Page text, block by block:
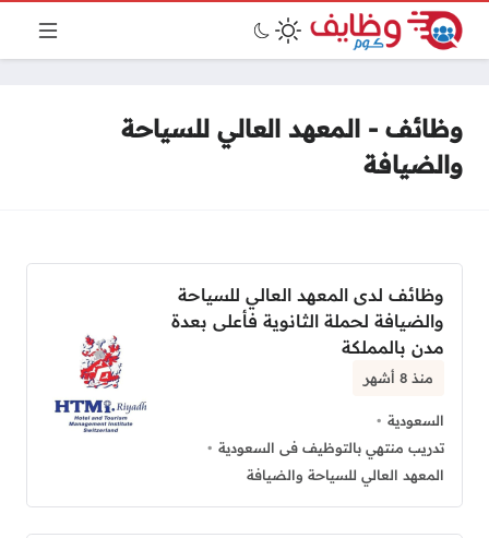
وظائف - المعهد العالي للسياحة
والضيافة
وظائف لدى المعهد العالي للسياحة
والضيافة لحملة الثانوية فأعلى بعدة
مدن بالمملكة
منذ 8 أشهر
السعودية
تدريب منتهي بالتوظيف فى السعودية
المعهد العالي للسياحة والضيافة